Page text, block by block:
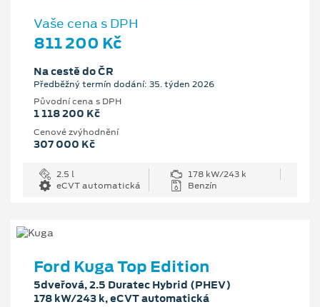
Vaše cena s DPH
811 200 Kč
Na cestě do ČR
Předběžný termín dodání: 35. týden 2026
Původní cena s DPH
1 118 200 Kč
Cenové zvýhodnění
307 000 Kč
2.5 l
178 kW/243 k
eCVT automatická
Benzín
Ford Kuga Top Edition
5dveřová, 2.5 Duratec Hybrid (PHEV)
178 kW/243 k, eCVT automatická